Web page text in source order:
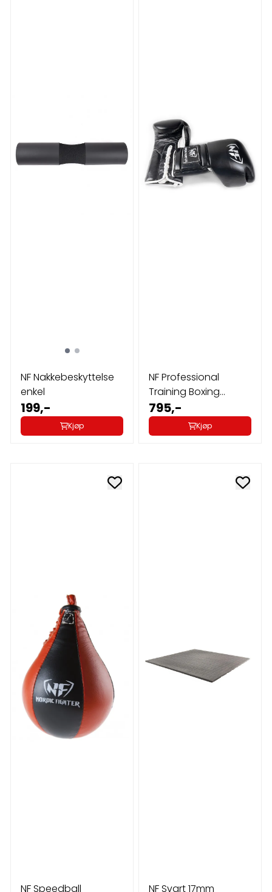
NF Nakkebeskyttelse
enkel
199,-
Kjøp
NF Professional
Training Boxing
Gloves 12oz
795,-
Kjøp
NF Speedball NF Svart 17mm